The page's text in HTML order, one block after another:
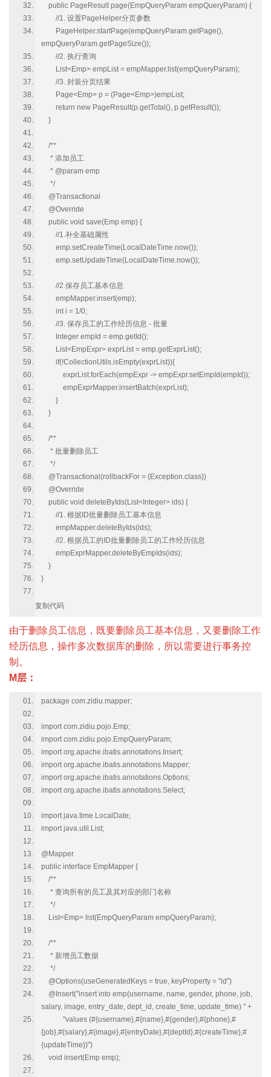
public PageResult page(EmpQueryParam empQueryParam) {
//1. 设置PageHelper分页参数
PageHelper.startPage(empQueryParam.getPage(),
empQueryParam.getPageSize());
//2. 执行查询
List<Emp> empList = empMapper.list(empQueryParam);
//3. 封装分页结果
Page<Emp> p = (Page<Emp>)empList;
return new PageResult(p.getTotal(), p.getResult());
}
/**
* 添加员工
* @param emp
*/
@Transactional
@Override
public void save(Emp emp) {
//1.补全基础属性
emp.setCreateTime(LocalDateTime.now());
emp.setUpdateTime(LocalDateTime.now());
//2.保存员工基本信息
empMapper.insert(emp);
int i = 1/0;
//3. 保存员工的工作经历信息 - 批量
Integer empId = emp.getId();
List<EmpExpr> exprList = emp.getExprList();
if(!CollectionUtils.isEmpty(exprList)){
exprList.forEach(empExpr -> empExpr.setEmpId(empId));
empExprMapper.insertBatch(exprList);
}
}
/**
* 批量删除员工
*/
@Transactional(rollbackFor = {Exception.class})
@Override
public void deleteByIds(List<Integer> ids) {
//1. 根据ID批量删除员工基本信息
empMapper.deleteByIds(ids);
//2. 根据员工的ID批量删除员工的工作经历信息
empExprMapper.deleteByEmpIds(ids);
}
}
复制代码
由于删除员工信息，既要删除员工基本信息，又要删除工作
经历信息，操作多次数据库的删除，所以需要进行事务控
制。
M层：
package com.zidiu.mapper;
import com.zidiu.pojo.Emp;
import com.zidiu.pojo.EmpQueryParam;
import org.apache.ibatis.annotations.Insert;
import org.apache.ibatis.annotations.Mapper;
import org.apache.ibatis.annotations.Options;
import org.apache.ibatis.annotations.Select;
import java.time.LocalDate;
import java.util.List;
@Mapper
public interface EmpMapper {
/**
* 查询所有的员工及其对应的部门名称
*/
List<Emp> list(EmpQueryParam empQueryParam);
/**
* 新增员工数据
*/
@Options(useGeneratedKeys = true, keyProperty = "id")
@Insert("insert into emp(username, name, gender, phone, job,
salary, image, entry_date, dept_id, create_time, update_time) " +
"values (#{username},#{name},#{gender},#{phone},#
{job},#{salary},#{image},#{entryDate},#{deptId},#{createTime},#
{updateTime})")
void insert(Emp emp);